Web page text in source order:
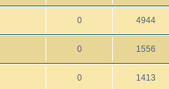
0 4944
0 1556
0 1413